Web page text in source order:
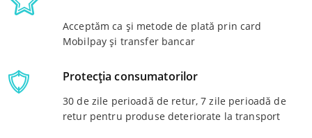
Acceptăm ca și metode de plată prin card
Mobilpay și transfer bancar
Protecția consumatorilor
30 de zile perioadă de retur, 7 zile perioadă de
retur pentru produse deteriorate la transport